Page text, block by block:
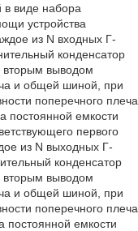
виде набора
устройства
из N входных Г-
конденсатор
вторым выводом
и общей шиной, при
поперечного плеча
постоянной емкости
первого
из N выходных Г-
конденсатор
вторым выводом
и общей шиной, при
поперечного плеча
постоянной емкости